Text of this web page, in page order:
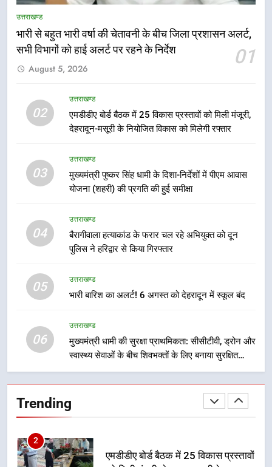
उत्तराखण्ड
भारी से बहुत भारी वर्षा की चेतावनी के बीच जिला प्रशासन अलर्ट,
सभी विभागों को हाई अलर्ट पर रहने के निर्देश
01
August 5, 2026
02
उत्तराखण्ड
एमडीडीए बोर्ड बैठक में 25 विकास प्रस्तावों को मिली मंजूरी,
देहरादून-मसूरी के नियोजित विकास को मिलेगी रफ्तार
03
उत्तराखण्ड
मुख्यमंत्री पुष्कर सिंह धामी के दिशा-निर्देशों में पीएम आवास
योजना (शहरी) की प्रगति की हुई समीक्षा
04
उत्तराखण्ड
बैरागीवाला हत्याकांड के फरार चल रहे अभियुक्त को दून
पुलिस ने हरिद्वार से किया गिरफ्तार
05
उत्तराखण्ड
भारी बारिश का अलर्ट! 6 अगस्त को देहरादून में स्कूल बंद
06
उत्तराखण्ड
मुख्यमंत्री धामी की सुरक्षा प्राथमिकता: सीसीटीवी, ड्रोन और
स्वास्थ्य सेवाओं के बीच शिवभक्तों के लिए बनाया सुरक्षित
Trending
उत्तराखण्ड
6
मुख्यमंत्री धामी की सुरक्षा प्राथमिकता:
7
एसआईआर प्रक्रिया की निगरानी के लिए
ब्लैक स्पॉट होंगे सुरक्षित, हर माह होगी
प्रगति समीक्षा
उत्तराखण्ड
1
भारी से बहुत भारी वर्षा की चेतावनी के बीच
एमडीडीए बोर्ड बैठक में 25 विकास प्रस्तावों
को मिली मंजूरी, देहरादून-मसूरी के
नियोजित विकास को मिलेगी रफ्तार
3
मुख्यमंत्री पुष्कर सिंह धामी के दिशा-निर्देशों